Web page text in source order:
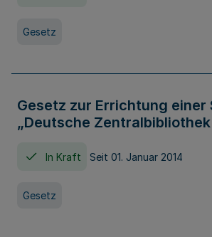
Gesetz
Gesetz zur Errichtung
„Deutsche
In Kraft Seit 01. Januar 2014
Gesetz